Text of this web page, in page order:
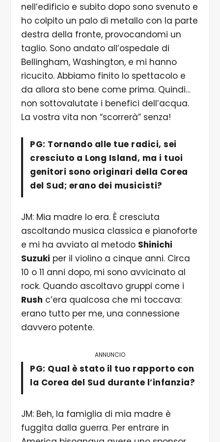
nell’edificio e subito dopo sono svenuto e
ho colpito un palo di metallo con la parte
destra della fronte, provocandomi un
taglio. Sono andato all’ospedale di
Bellingham, Washington, e mi hanno
ricucito. Abbiamo finito lo spettacolo e
da allora sto bene come prima. Quindi…
non sottovalutate i benefici dell’acqua.
La vostra vita non “scorrerà” senza!
PG: Tornando alle tue radici, sei
cresciuto a Long Island, ma i tuoi
genitori sono originari della Corea
del Sud; erano dei musicisti?
JM: Mia madre lo era. È cresciuta
ascoltando musica classica e pianoforte
e mi ha avviato al metodo Shinichi
Suzuki per il violino a cinque anni. Circa
10 o 11 anni dopo, mi sono avvicinato al
rock. Quando ascoltavo gruppi come i
Rush c’era qualcosa che mi toccava:
erano tutto per me, una connessione
davvero potente.
ANNUNCIO
PG: Qual è stato il tuo rapporto con
la Corea del Sud durante l’infanzia?
JM: Beh, la famiglia di mia madre è
fuggita dalla guerra. Per entrare in